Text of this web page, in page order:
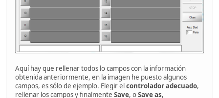
Aquí hay que rellenar todos lo campos con la información
obtenida anteriormente, en la imagen he puesto algunos
campos, es sólo de ejemplo. Elegir elcontrolador adecuado,
rellenar los campos y finalmente Save, oSave as,